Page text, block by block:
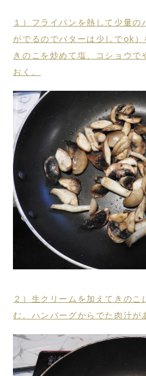
１）フライパンを熱して少量の
がでるのでバターは少しでok）
きのこを炒めて塩、コショウで
おく。
２）生クリームを加えてきのこ
む。ハンバーグからでた肉汁が